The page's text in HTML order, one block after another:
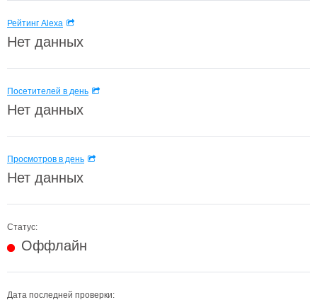
Рейтинг Alexa
Нет данных
Посетителей в день
Нет данных
Просмотров в день
Нет данных
Статус:
Оффлайн
Дата последней проверки: